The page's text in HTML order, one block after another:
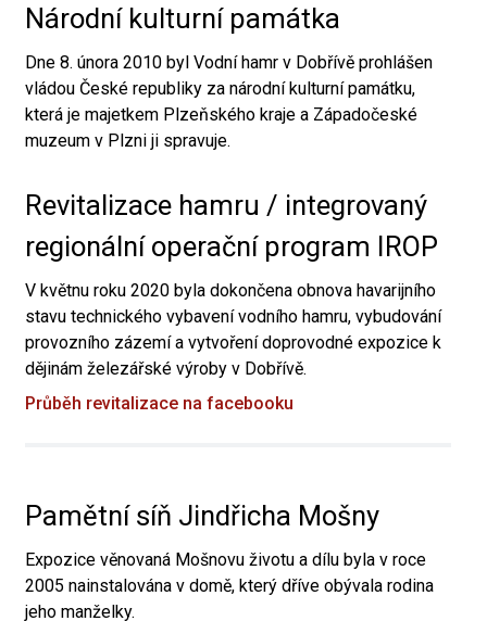
Národní kulturní památka
Dne 8. února 2010 byl Vodní hamr v Dobřívě prohlášen
vládou České republiky za národní kulturní památku,
která je majetkem Plzeňského kraje a Západočeské
muzeum v Plzni ji spravuje.
Revitalizace hamru / integrovaný
regionální operační program IROP
V květnu roku 2020 byla dokončena obnova havarijního
stavu technického vybavení vodního hamru, vybudování
provozního zázemí a vytvoření doprovodné expozice k
dějinám železářské výroby v Dobřívě.
Průběh revitalizace na facebooku
Pamětní síň Jindřicha Mošny
Expozice věnovaná Mošnovu životu a dílu byla v roce
2005 nainstalována v domě, který dříve obývala rodina
jeho manželky.